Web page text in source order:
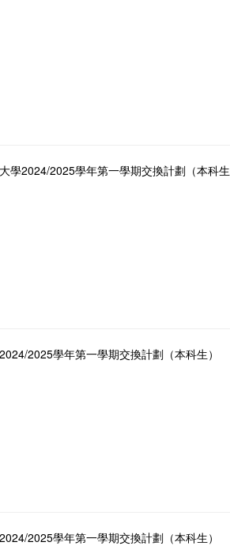
學2024/2025學年第一學期交換計劃（本科
2025學年第一學期交換計劃（本科生）
2025學年第一學期交換計劃（本科生）